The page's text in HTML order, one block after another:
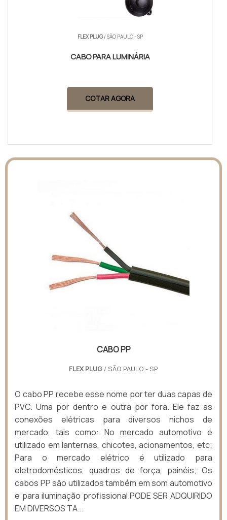
FLEX PLUG/ SÃO PAULO - SP
CABO PARA LUMINÁRIA
COTAR AGORA
CABO PP
FLEX PLUG / SÃO PAULO - SP
O cabo PP recebe esse nome por ter duas capas de
PVC. Uma por dentro e outra por fora. Ele faz as
conexões elétricas para diversos nichos de
mercado, tais como: No mercado automotivo é
utilizado em lanternas, chicotes, acionamentos, etc;
Para o mercado elétrico é utilizado para
eletrodomésticos, quadros de força, painéis; Os
cabos PP são utilizados também em som automotivo
e para iluminação profissional.PODE SER ADQUIRIDO
EM DIVERSOS TA...